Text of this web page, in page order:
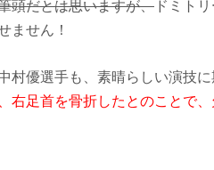
頭だとは思いますが、 ドミト
ません！
村優選手も、素晴らしい演技に
右足首を骨折したとのことで、